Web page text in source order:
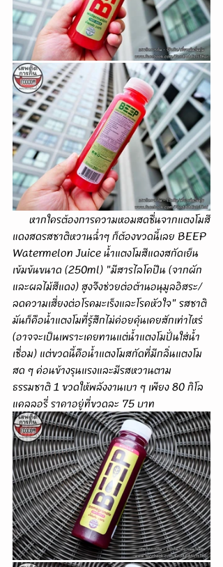
แดงสดรสชาติหวานฉ่ำๆ ก็ต้องขวดนี้เลย BEEP
Watermelon Juice น้ำแตงโมสีแดงสกัดเย็น
เข้มข้นขนาด (250ml) "มีสารไลโคปีน (จากผัก
และผลไม้สีแดง) สูงจึงช่วยต่อต้านอนุมูลอิสระ/
ลดความเสี่ยงต่อโรคมะเร็งและโรคหัวใจ" รสชาติ
มันก็คือน้ำแตงโมที่รู้สึกไม่ค่อยคุ้นเคยสักเท่าไหร่
(อาจจะเป็นเพราะเคยทานแต่น้ำแตงโมปั่นใส่น้ำ
เชื่อม) แต่ขวดนี้คือน้ำแตงโมสกัดที่มีกลิ่นแตงโม
สด ๆ ค่อนข้างรุนแรงและมีรสหวานตาม
ธรรมชาติ 1 ขวดให้พลังงานเบา ๆ เพียง 80 กิโล
แคลลอรี่ ราคาอยู่ที่ขวดละ 75 บาท